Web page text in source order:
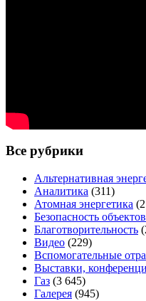
Все рубрики
Альтернативная
Аналитика (311)
Атомная энергетика
Безопасность
Благотворительность
Видео (229)
Вспомогательные
Выставки,
Газ (3 645)
Галерея (945)